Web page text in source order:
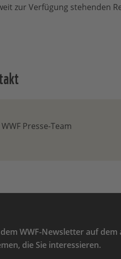
zur Verfügung stehenden
WWF Presse-Team
WWF-Newsletter auf dem
die Sie interessieren.